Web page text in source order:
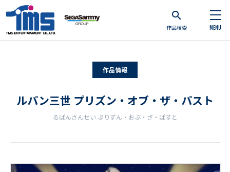
作品検索 MENU
作品情報
ルパン三世 プリズン・オブ・ザ・パスト
るぱんさんせい ぷりずん・おぶ・ざ・ぱすと